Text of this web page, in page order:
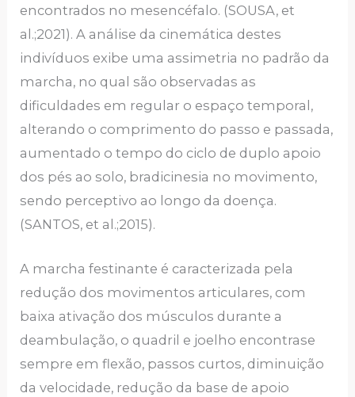
encontrados no mesencéfalo. (SOUSA, et
al.;2021). A análise da cinemática destes
indivíduos exibe uma assimetria no padrão da
marcha, no qual são observadas as
dificuldades em regular o espaço temporal,
alterando o comprimento do passo e passada,
aumentado o tempo do ciclo de duplo apoio
dos pés ao solo, bradicinesia no movimento,
sendo perceptivo ao longo da doença.
(SANTOS, et al.;2015).
A marcha festinante é caracterizada pela
redução dos movimentos articulares, com
baixa ativação dos músculos durante a
deambulação, o quadril e joelho encontrase
sempre em flexão, passos curtos, diminuição
da velocidade, redução da base de apoio